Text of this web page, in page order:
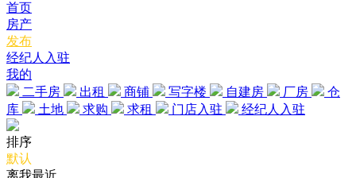
首页
房产
发布
经纪人入驻
我的
二手房
出租 商铺 写字楼 自建房 厂房
仓
库
土地 求购 求租 门店入驻 经纪人入驻
排序
默认
离我最近